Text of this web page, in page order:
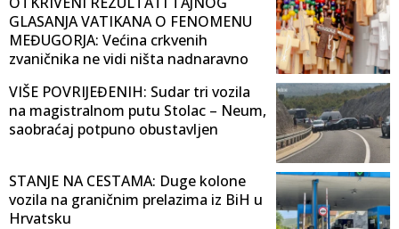
GLASANJA VATIKANA O FENOMENU
MEĐUGORJA: Većina crkvenih
zvaničnika ne vidi ništa nadnaravno
VIŠE POVRIJEĐENIH: Sudar tri vozila
na magistralnom putu Stolac – Neum,
saobraćaj potpuno obustavljen
STANJE NA CESTAMA: Duge kolone
vozila na graničnim prelazima iz BiH u
Hrvatsku